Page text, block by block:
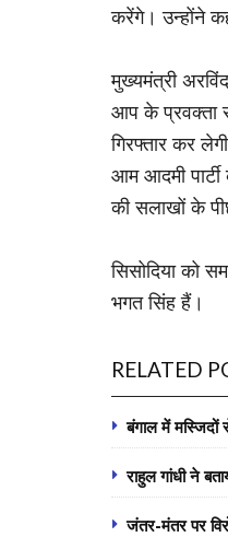
करेंगे। उन्होंने
मुख्यमंत्री
आप के प्रवक्ता
गिरफ्तार कर
आम आदमी
की सलाखों के
सिसोदिया को
भगत सिंह हैं।
RELATED
बंगाल में मस्जिदों
राहुल गांधी ने
जंतर-मंतर पर